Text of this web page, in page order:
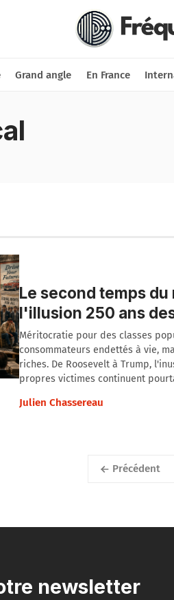
Grand angle En France
Le second temps
l'illusion 250 ans
Méritocratie pour des classes
consommateurs endettés à vie,
riches. De Roosevelt à Trump,
propres victimes continuent
Julien Chassereau
Précédent
newsletter